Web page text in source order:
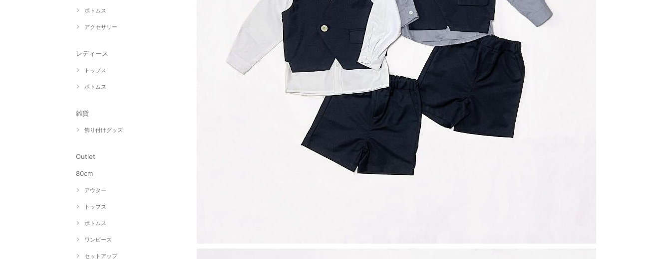
ボトムス
アクセサリー
レディース
トップス
ボトムス
雑貨
飾り付けグッズ
Outlet
80cm
アウター
トップス
ボトムス
ワンピース
セットアップ